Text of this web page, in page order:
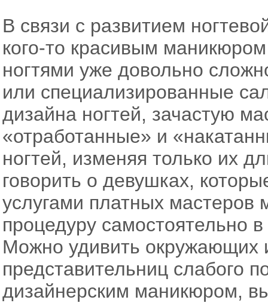
В связи с развитием
кого-то красивым
ногтями уже довольно
или специализированные
дизайна ногтей, зачастую
«отработанные» и
ногтей, изменяя только их
говорить о девушках,
услугами платных
процедуру самостоятельно
Можно удивить окружающих
представительниц слабого
дизайнерским маникюром,